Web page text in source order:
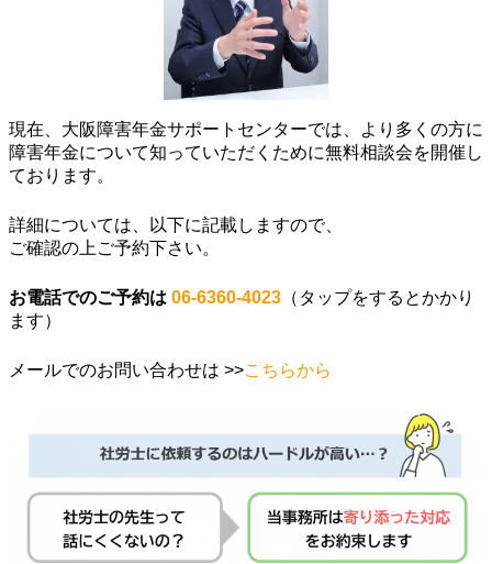
現在、大阪障害年金サポートセンターでは、より多くの方に
障害年金について知っていただくために無料相談会を開催し
ております。
詳細については、以下に記載しますので、
ご確認の上ご予約下さい。
お電話でのご予約は 06-6360-4023 （タップをするとかかり
ます）
メールでのお問い合わせは >>こちらから